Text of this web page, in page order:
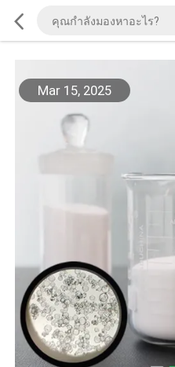
Mar 15, 2025